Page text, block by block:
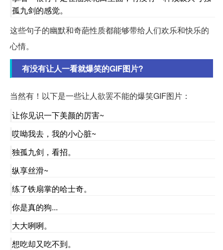
孤九剑的感觉。
这些句子的幽默和奇葩性质都能够带给人们欢乐和快乐的
心情。
有没有让人一看就爆笑的GIF图片?
当然有！以下是一些让人欲罢不能的爆笑GIF图片：
让你见识一下美颜的厉害~
哎呦我去，我的小心脏~
独孤九剑，看招。
纵享丝滑~
练了铁扇掌的哈士奇。
你是真的狗...
大大咧咧。
想吃却又吃不到。